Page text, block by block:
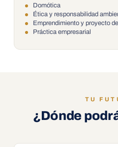
Domótica
Ética y responsabilidad
Emprendimiento y proyecto
Práctica empresarial
TU
¿Dónde